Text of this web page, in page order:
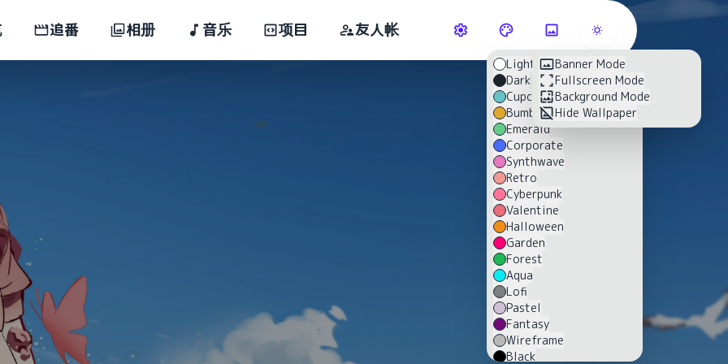
追番 相册 音乐 项目 友人帐
Light
Dark
Cupcake
Bumblebee
Emerald
Corporate
Synthwave
Retro
Cyberpunk
Valentine
Halloween
Garden
Forest
Aqua
Lofi
Pastel
Fantasy
Wireframe
Black
Banner Mode
Fullscreen Mode
Background Mode
Hide Wallpaper